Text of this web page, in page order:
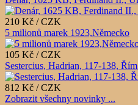
210 Kč / CZK
5 milionů marek 1923,Německo
105 Kč / CZK
Sestercius, Hadrian, 117-138,
812 Kč / CZK
Zobrazit všechny novinky ...